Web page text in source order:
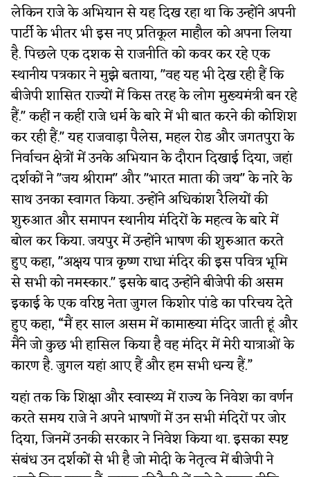
लेकिन राजे के अभियान से यह दिख रहा था कि उन्होंने अपनी
पार्टी के भीतर भी इस नए प्रतिकूल माहौल को अपना लिया
है. पिछले एक दशक से राजनीति को कवर कर रहे एक
स्थानीय पत्रकार ने मुझे बताया, "वह यह भी देख रही हैं कि
बीजेपी शासित राज्यों में किस तरह के लोग मुख्यमंत्री बन रहे
हैं." कहीं न कहीं राजे धर्म के बारे में भी बात करने की कोशिश
कर रही हैं." यह राजवाड़ा पैलेस, महल रोड और जगतपुरा के
निर्वाचन क्षेत्रों में उनके अभियान के दौरान दिखाई दिया, जहां
दर्शकों ने "जय श्रीराम" और "भारत माता की जय" के नारे के
साथ उनका स्वागत किया. उन्होंने अधिकांश रैलियों की
शुरुआत और समापन स्थानीय मंदिरों के महत्व के बारे में
बोल कर किया. जयपुर में उन्होंने भाषण की शुरुआत करते
हुए कहा, "अक्षय पात्र कृष्ण राधा मंदिर की इस पवित्र भूमि
से सभी को नमस्कार." इसके बाद उन्होंने बीजेपी की असम
इकाई के एक वरिष्ठ नेता जुगल किशोर पांडे का परिचय देते
हुए कहा, “मैं हर साल असम में कामाख्या मंदिर जाती हूं और
मैंने जो कुछ भी हासिल किया है वह मंदिर में मेरी यात्राओं के
कारण है. जुगल यहां आए हैं और हम सभी धन्य हैं.”
यहां तक ​​कि शिक्षा और स्वास्थ्य में राज्य के निवेश का वर्णन
करते समय राजे ने अपने भाषणों में उन सभी मंदिरों पर जोर
दिया, जिनमें उनकी सरकार ने निवेश किया था. इसका स्पष्ट
संबंध उन दर्शकों से भी है जो मोदी के नेतृत्व में बीजेपी ने